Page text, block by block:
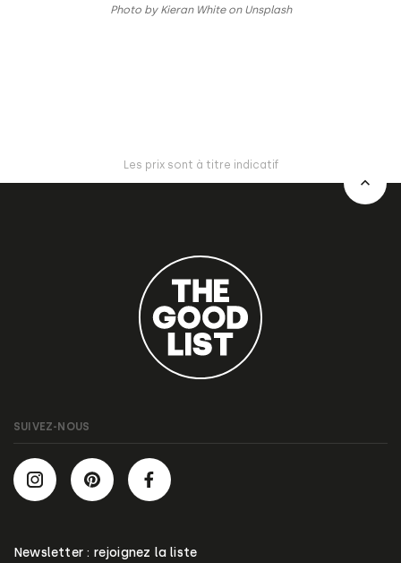
Photo by Kieran White on Unsplash
Les prix sont à titre indicatif
SUIVEZ-NOUS
Newsletter : rejoignez la liste